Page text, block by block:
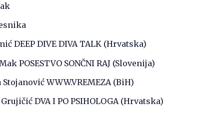
DEEP DIVE DIVA TALK (Hrvatska)
POSESTVO SONČNI RAJ (Slovenija)
WWW.VREMEZA (BiH)
DVA I PO PSIHOLOGA (Hrvatska)